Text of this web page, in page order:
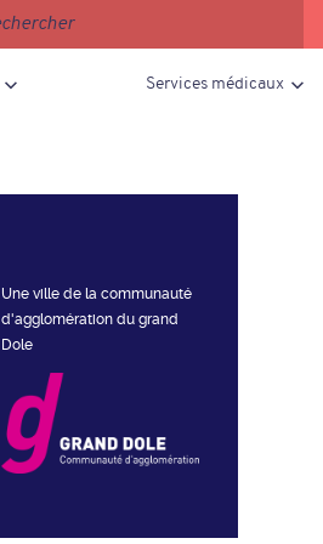
Services médicaux
Une ville de la communauté
d'agglomération du grand
Dole